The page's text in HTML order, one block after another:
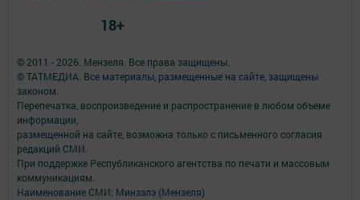
© 2011 - 2026. Мензеля. Все права защищены.
© ТАТМЕДИА. Все материалы, размещенные на сайте, защищены
законом.
Перепечатка, воспроизведение и распространение в любом объеме
информации,
размещенной на сайте, возможна только с письменного согласия
редакций СМИ.
При поддержке Республиканского агентства по печати и массовым
коммуникациям.
Наименование СМИ: Минзэлэ (Мензеля)
18+